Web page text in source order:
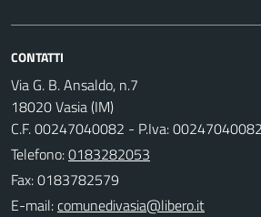
CONTATTI
Via G. B. Ansaldo, n.7
18020 Vasia (IM)
C.F. 00247040082 - P.Iva: 00247040082
Telefono:0183282053
Fax: 0183782579
E-mail: